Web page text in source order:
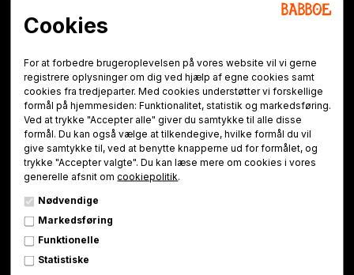
Cookies
For at forbedre brugeroplevelsen på vores website vil vi gerne
registrere oplysninger om dig ved hjælp af egne cookies samt
cookies fra tredjeparter. Med cookies understøtter vi forskellige
formål på hjemmesiden: Funktionalitet, statistik og markedsføring.
Ved at trykke "Accepter alle" giver du samtykke til alle disse
formål. Du kan også vælge at tilkendegive, hvilke formål du vil
give samtykke til, ved at benytte knapperne ud for formålet, og
trykke "Accepter valgte". Du kan læse mere om cookies i vores
generelle afsnit omcookiepolitik.
Nødvendige
Markedsføring
Funktionelle
Statistiske